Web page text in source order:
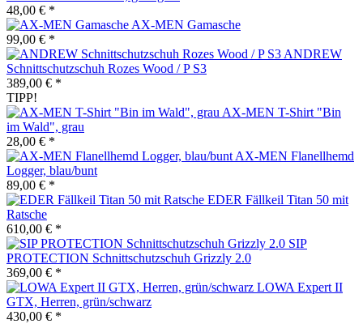
48,00 € *
AX-MEN Gamasche
99,00 € *
ANDREW
Schnittschutzschuh Rozes Wood / P S3
389,00 € *
TIPP!
AX-MEN T-Shirt "Bin
im Wald", grau
28,00 € *
AX-MEN Flanellhemd
Logger, blau/bunt
89,00 € *
EDER Fällkeil Titan 50 mit
Ratsche
610,00 € *
SIP
PROTECTION Schnittschutzschuh Grizzly 2.0
369,00 € *
LOWA Expert II
GTX, Herren, grün/schwarz
430,00 € *